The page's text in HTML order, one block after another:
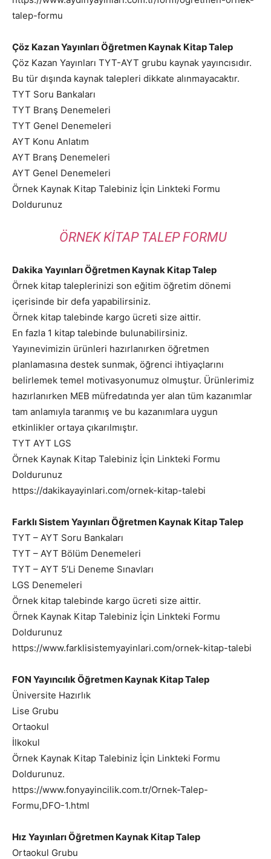
talep-formu
Çöz Kazan Yayınları Öğretmen Kaynak Kitap Talep
Çöz Kazan Yayınları TYT-AYT grubu kaynak yayıncısıdır.
Bu tür dışında kaynak talepleri dikkate alınmayacaktır.
TYT Soru Bankaları
TYT Branş Denemeleri
TYT Genel Denemeleri
AYT Konu Anlatım
AYT Branş Denemeleri
AYT Genel Denemeleri
Örnek Kaynak Kitap Talebiniz İçin Linkteki Formu
Doldurunuz
ÖRNEK KITAP TALEP FORMU
Dakika Yayınları Öğretmen Kaynak Kitap Talep
Örnek kitap taleplerinizi son eğitim öğretim dönemi
içerisinde bir defa yapabilirsiniz.
Örnek kitap talebinde kargo ücreti size aittir.
En fazla 1 kitap talebinde bulunabilirsiniz.
Yayınevimizin ürünleri hazırlanırken öğretmen
planlamasına destek sunmak, öğrenci ihtiyaçlarını
belirlemek temel motivasyonumuz olmuştur. Ürünlerimiz
hazırlanırken MEB müfredatında yer alan tüm kazanımlar
tam anlamıyla taranmış ve bu kazanımlara uygun
etkinlikler ortaya çıkarılmıştır.
TYT AYT LGS
Örnek Kaynak Kitap Talebiniz İçin Linkteki Formu
Doldurunuz
https://dakikayayinlari.com/ornek-kitap-talebi
Farklı Sistem Yayınları Öğretmen Kaynak Kitap Talep
TYT – AYT Soru Bankaları
TYT – AYT Bölüm Denemeleri
TYT – AYT 5’Li Deneme Sınavları
LGS Denemeleri
Örnek kitap talebinde kargo ücreti size aittir.
Örnek Kaynak Kitap Talebiniz İçin Linkteki Formu
Doldurunuz
https://www.farklisistemyayinlari.com/ornek-kitap-talebi
FON Yayıncılık Öğretmen Kaynak Kitap Talep
Üniversite Hazırlık
Lise Grubu
Ortaokul
İlkokul
Örnek Kaynak Kitap Talebiniz İçin Linkteki Formu
Doldurunuz.
https://www.fonyayincilik.com.tr/Ornek-Talep-
Formu,DFO-1.html
Hız Yayınları Öğretmen Kaynak Kitap Talep
Ortaokul Grubu